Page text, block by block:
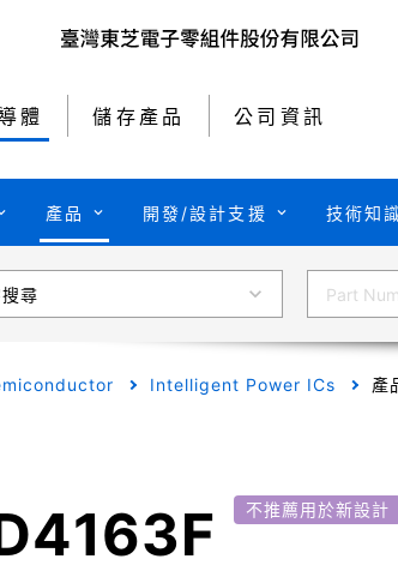
體 儲存產品 公司資訊
產品 開發/設計支援 技術知識
尋
Intelligent Power ICs 產
不推薦用於新設計